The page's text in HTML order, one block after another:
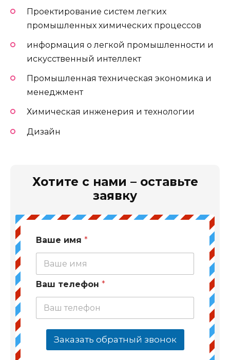
Проектирование систем легких
промышленных химических процессов
информация о легкой промышленности и
искусственный интеллект
Промышленная техническая экономика и
менеджмент
Химическая инженерия и технологии
Дизайн
Хотите с нами – оставьте
заявку
Ваше имя *
Ваш телефон *
Заказать обратный звонок